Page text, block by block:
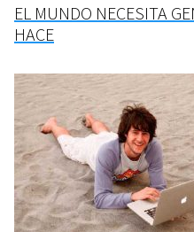
EL MUNDO NECESITA
HACE